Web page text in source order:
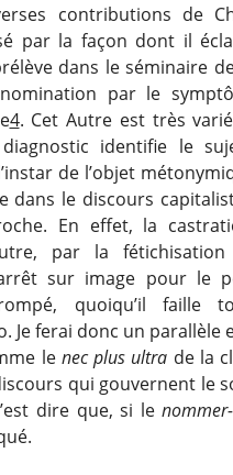
contributions de
par la façon dont il
dans le séminaire
par le
4. Cet Autre est très varié
identifie le
de l’objet
dans le discours
En effet, la
par la
sur image pour le
quoiqu’il faille
Je ferai donc un parallèle
le nec plus ultra de la
qui gouvernent le
dire que, si le